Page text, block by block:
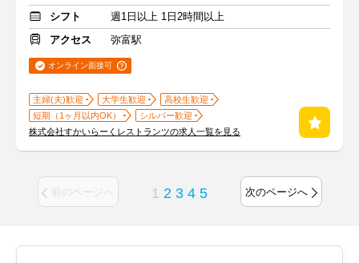
シフト
週1日以上 1日2時間以上
アクセス
弥富駅
オンライン面接可
主婦(夫)歓迎 大学生歓迎
高校生歓迎
短期（1ヶ月以内OK）
シルバー歓迎
株式会社すかいらーくレストランツの求人一覧を見る
前のページへ 1 2 3 4 5 次のページへ